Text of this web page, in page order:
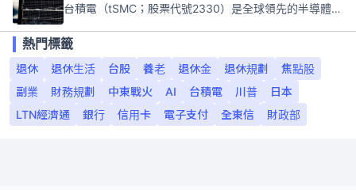
台積電（tSMC；股票代號2330）是全球領先的半導體代工公司，成立於1987年，總部位於台灣新竹。且已於美國、日本、德國及中國設廠，台積電是全球首家專業積體電路製造服務公司，也是全球最先進和最大規模的半導體代工廠。
熱門標籤
退休
退休生活 台股 養老 退休金 退休規劃
焦點股
副業
財務規劃 中東戰火 AI 台積電 川普
日本
LTN經濟通
銀行 信用卡 電子支付 全東信 財政部